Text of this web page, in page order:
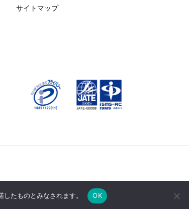
サイトマップ
たものとみなされます。 OK